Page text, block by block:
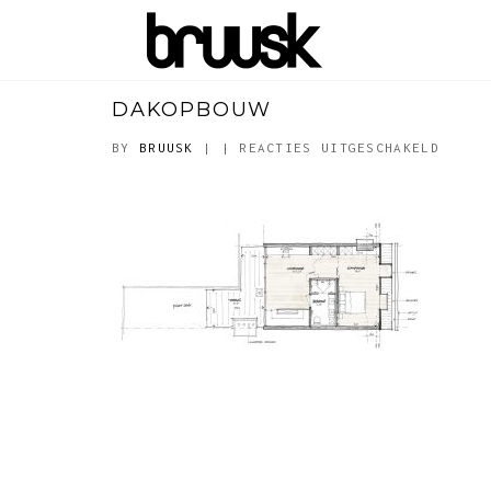
DAKOPBOUW
BY BRUUSK | | REACTIES UITGESCHAKELD